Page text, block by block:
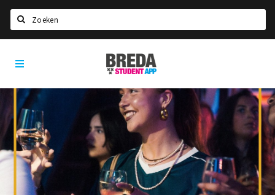
HOME
STUDEREN
Voel je thuis in Breda | GoodMood
Welkom in Breda
Studentenverenigingen
Studentenraad
Breda
Student